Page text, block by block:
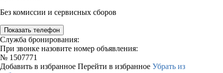
Без комиссии и сервисных сборов
Показать телефон
Служба бронирования:
При звонке назовите номер объявления:
№ 1507771
Добавить в избранное Перейти в избранное Убрать из